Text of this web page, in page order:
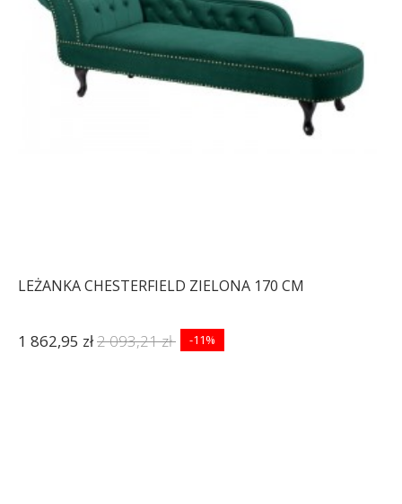
LEŻANKA CHESTERFIELD ZIELONA 170 CM
1 862,95 zł2 093,21 zł -11%